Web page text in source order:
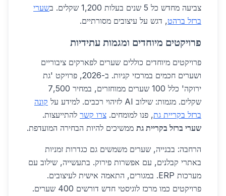
צביעה מחדש כל 5 שנים בעלות 1,200 שקלים. ב
שערי
ברזל ברהט, דגש על עיצובים מסורתיים.
פרויקטים מיוחדים ומגמות עתידיות
פרויקטים מיוחדים כוללים שערים לפארקים ציבוריים
ושערים חכמים במרכזי קניות. ב-2026, פרויקט 'גת
ירוקה' כלל 100 שערים ממוחזרים, במחיר 7,500
שקלים. מגמות: שילוב AI לזיהוי רכבים. למידע על
קונה
ברזל בקריית גת, פנו למומחים. צרו קשר להתייעצות.
שערי ברזל בקריית גת ממשיכים להיות הבחירה המועדפת.
הרחבה: בבנייה, שערים משמשים גם כגדרות זמניות
באתרי קבלנים, עם אפשרות פירוק. בתעשייה, שילוב עם
מערכות ERP. במגורים, התאמה אישית לעיצובים.
פרויקטים כמו מרכז לוגיסטי חדש דורשים 400 שערים.